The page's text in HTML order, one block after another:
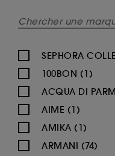
SEPHORA
100BON (1)
ACQUA DI
AIME (1)
AMIKA (1)
ARMANI (74)